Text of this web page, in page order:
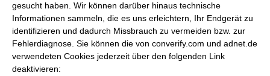
gesucht haben. Wir können darüber hinaus technische
Informationen sammeln, die es uns erleichtern, Ihr Endgerät zu
identifizieren und dadurch Missbrauch zu vermeiden bzw. zur
Fehlerdiagnose. Sie können die von converify.com und adnet.de
verwendeten Cookies jederzeit über den folgenden Link
deaktivieren: